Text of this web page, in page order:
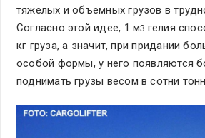
тяжелых и объемных грузов в
Согласно этой идее, 1 м3 гелия
кг груза, а значит, при придании
особой формы, у него появляются
поднимать грузы весом в сотни